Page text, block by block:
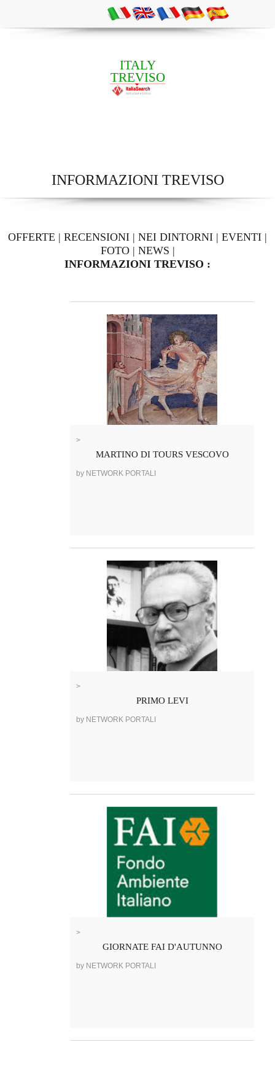
ITALY
TREVISO
INFORMAZIONI TREVISO
OFFERTE | RECENSIONI | NEI DINTORNI | EVENTI |
FOTO| NEWS |
INFORMAZIONI TREVISO :
>
MARTINO DI TOURS VESCOVO
by NETWORK PORTALI
>
PRIMO LEVI
by NETWORK PORTALI
>
GIORNATE FAI D'AUTUNNO
by NETWORK PORTALI